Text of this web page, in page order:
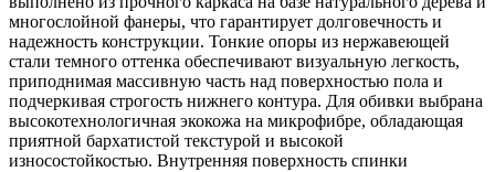
многослойной фанеры, что гарантирует долговечность и
надежность конструкции. Тонкие опоры из нержавеющей
стали темного оттенка обеспечивают визуальную легкость,
приподнимая массивную часть над поверхностью пола и
подчеркивая строгость нижнего контура. Для обивки выбрана
высокотехнологичная экокожа на микрофибре, обладающая
приятной бархатистой текстурой и высокой
износостойкостью. Внутренняя поверхность спинки